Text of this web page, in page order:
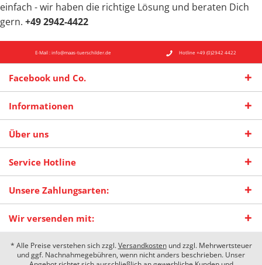
einfach - wir haben die richtige Lösung und beraten Dich
gern. +49 2942-4422
E-Mail : info@maas-tuerschilder.de Hotline +49 (0)2942 4422
Facebook und Co.
Informationen
Über uns
Service Hotline
Unsere Zahlungsarten:
Wir versenden mit:
* Alle Preise verstehen sich zzgl.Versandkostenund zzgl. Mehrwertsteuer
und ggf. Nachnahmegebühren, wenn nicht anders beschrieben. Unser